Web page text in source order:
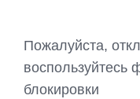
Пожалуйста,
воспользуйтесь
блокировки